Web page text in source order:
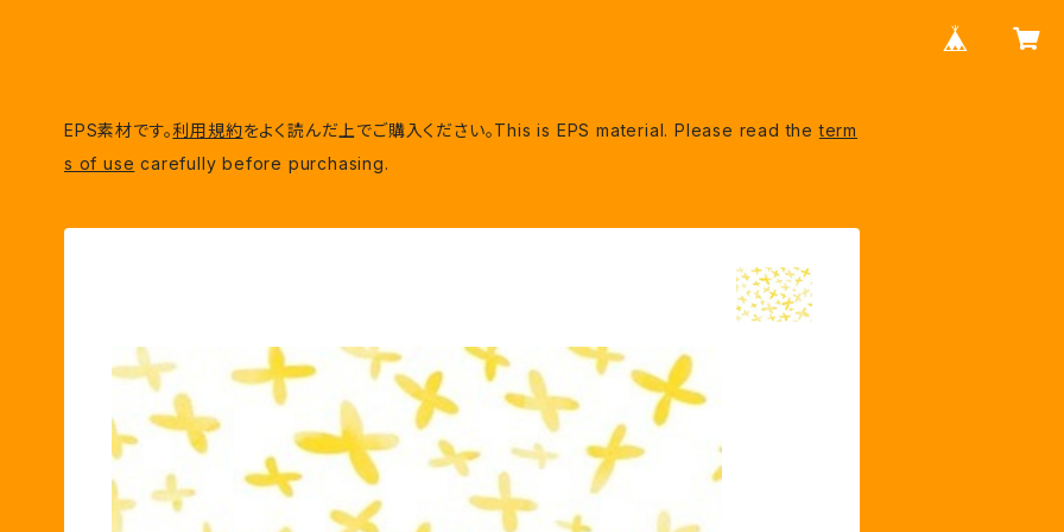
EPS素材です。利用規約をよく読んだ上でご購入ください。This is EPS material. Please read theterm
s of use carefully before purchasing.